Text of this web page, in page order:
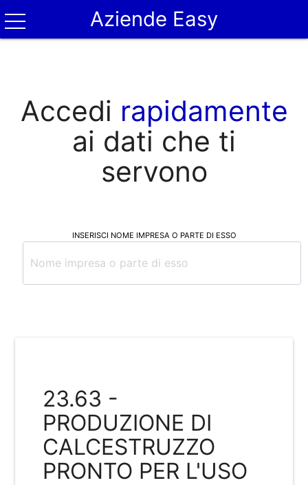
Aziende Easy
Accedi rapidamente
ai dati che ti
servono
INSERISCI NOME IMPRESA O PARTE DI ESSO
23.63 -
PRODUZIONE DI
CALCESTRUZZO
PRONTO PER L'USO